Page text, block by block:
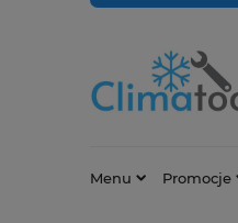
Menu Promocje